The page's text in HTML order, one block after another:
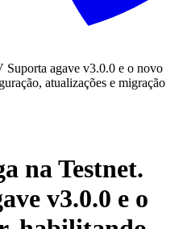
Suporta agave v3.0.0 e o novo
atualizações e migração
na Testnet.
v3.0.0 e o